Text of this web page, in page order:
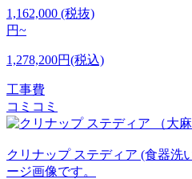
1,162,000 (税抜)
円~
1,278,200円(税込)
工事費
コミコミ
クリナップ ステディア (食器洗
ージ画像です。